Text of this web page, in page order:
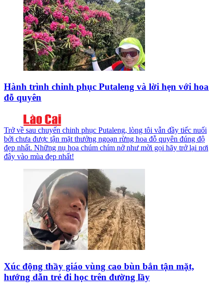
Hành trình chinh phục Putaleng và lời hẹn với hoa
đỗ quyên
Trở về sau chuyến chinh phục Putaleng, lòng tôi vẫn đầy tiếc nuối
bởi chưa được tận mặt thưởng ngoạn rừng hoa đỗ quyên đúng độ
đẹp nhất. Những nụ hoa chúm chím nở như mời gọi hãy trở lại nơi
đây vào mùa đẹp nhất!
Xúc động thầy giáo vùng cao bùn bắn tận mặt,
hướng dẫn trẻ đi học trên đường lầy